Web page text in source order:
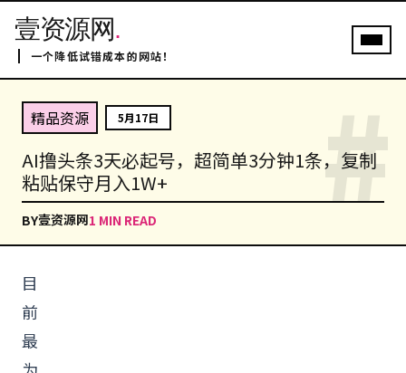
壹资源网.
一个降低试错成本的网站！
#
精品资源 5月17日
AI撸头条3天必起号，超简单3分钟1条，复制
粘贴保守月入1W+
BY壹资源网1 MIN READ
目
前
最